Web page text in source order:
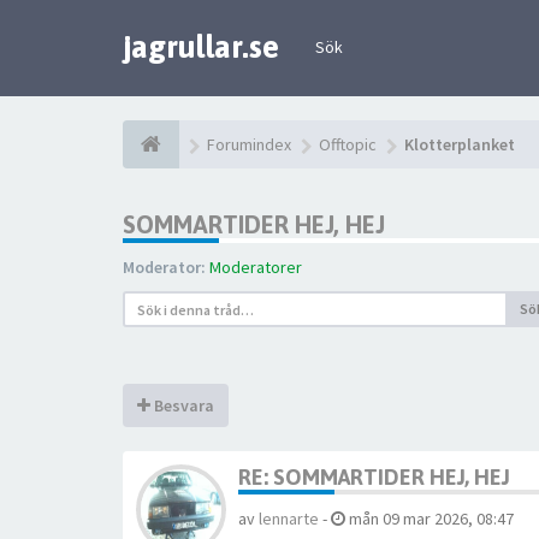
jagrullar.se Sök
Forumindex Offtopic Klotterplanket
SOMMARTIDER HEJ, HEJ
Moderator: Moderatorer
Besvara
RE: SOMMARTIDER HEJ, HEJ
av lennarte - mån 09 mar 2026, 08:47